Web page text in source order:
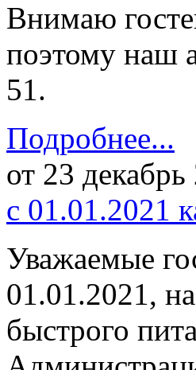
Внимаю
поэтому наш
51.
Подробнее...
от 23 декабрь
с 01.01.2021
Уважаемые
01.01.2021,
быстрого